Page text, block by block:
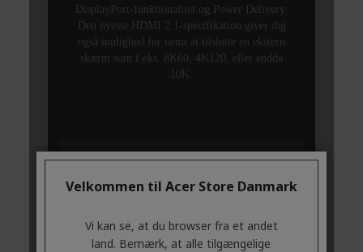
Velkommen til Acer Store Danmark
Vi kan se, at du browser fra et andet
land. Bemærk, at alle tilgængelige